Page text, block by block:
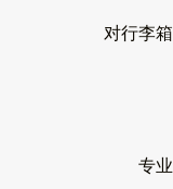
对行李
专